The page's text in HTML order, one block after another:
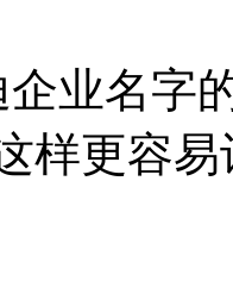
名字的
样更容